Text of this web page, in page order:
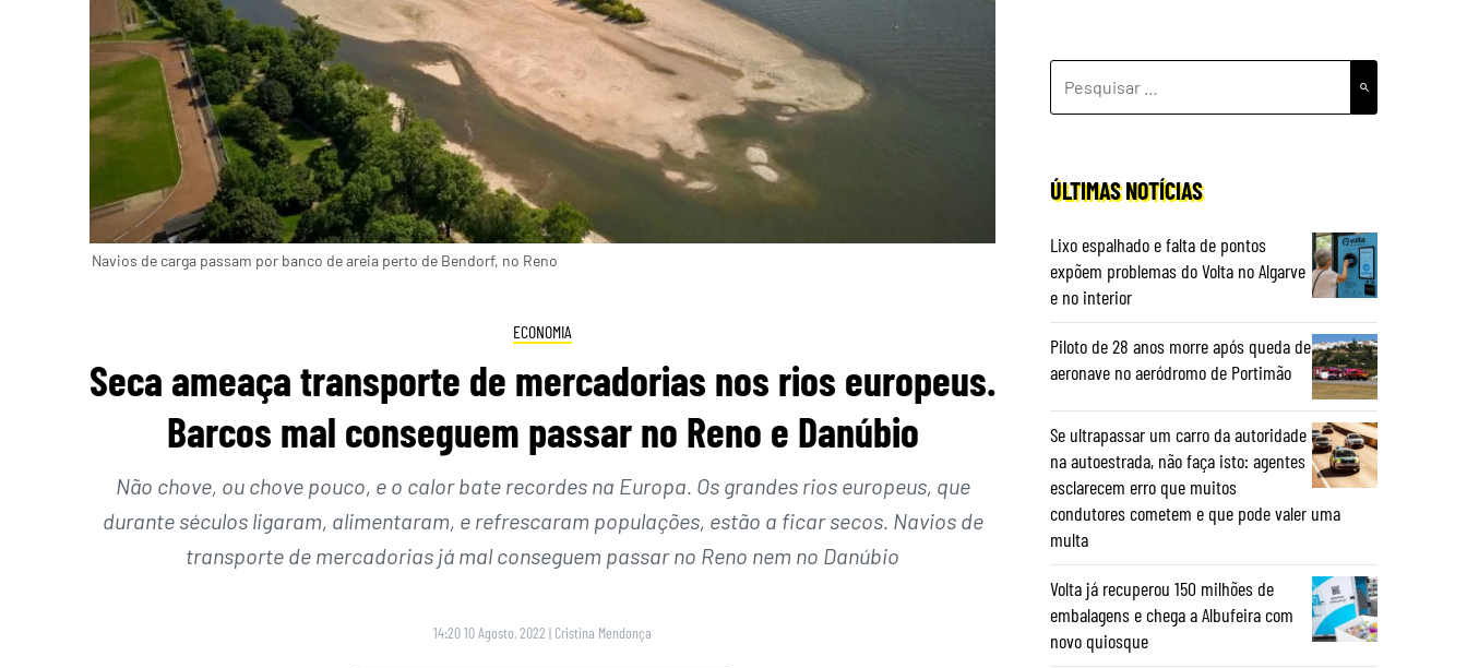
Navios de carga passam por banco de areia perto de Bendorf, no Reno
ECONOMIA
Seca ameaça transporte de mercadorias nos rios europeus.
Barcos mal conseguem passar no Reno e Danúbio
Não chove, ou chove pouco, e o calor bate recordes na Europa. Os grandes rios europeus, que
durante séculos ligaram, alimentaram, e refrescaram populações, estão a ficar secos. Navios de
transporte de mercadorias já mal conseguem passar no Reno nem no Danúbio
14:20 10 Agosto, 2022 | Cristina Mendonça
POR:
ÚLTIMAS NOTÍCIAS
Lixo espalhado e falta de pontos
expõem problemas do Volta no Algarve
e no interior
Piloto de 28 anos morre após queda de
aeronave no aeródromo de Portimão
Se ultrapassar um carro da autoridade
na autoestrada, não faça isto: agentes
esclarecem erro que muitos
condutores cometem e que pode valer uma
multa
Volta já recuperou 150 milhões de
embalagens e chega a Albufeira com
novo quiosque